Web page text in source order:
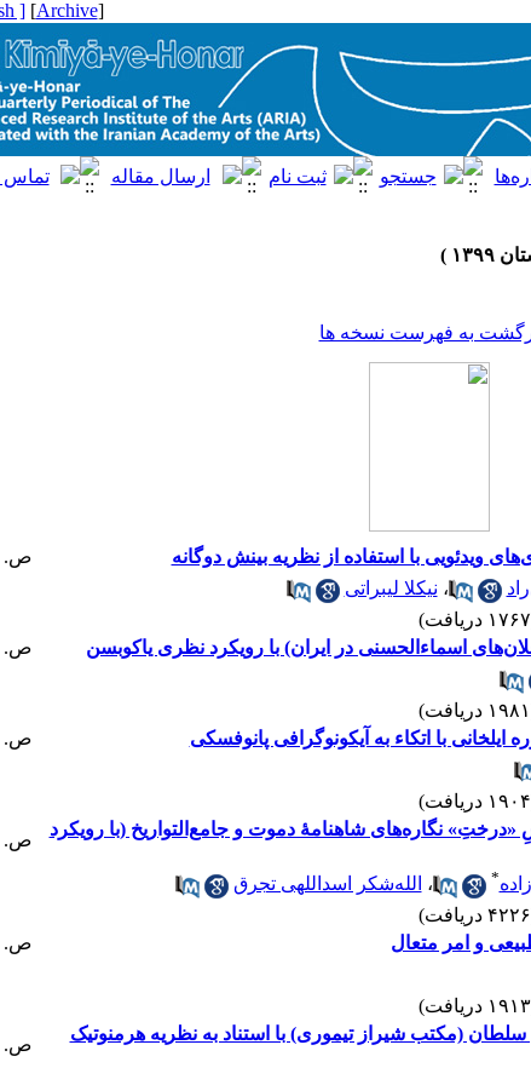
[
Archive
]
]
به فهرست نسخه ها
ویدئویی با استفاده از نظریه بینش دوگانه
ص. ۲۰-۷
، نیکلا لیبراتی
اسماءالحسنی در ایران) با رویکرد نظری یاکوبسن
ص. ۳۸-۲۱
با اتکاء به آیکونوگرافی پانوفسکی
ص. ۵۶-۳۹
نگاره‌های شاهنامهٔ دموت و جامع‌التواریخ (با رویکرد
ص. ۶۸-۵۷
* ، الله‌شکر اسداللهی تجرق
و امر متعال
ص. ۸۵-۶۹
سلطان (مکتب شیراز تیموری) با استناد به نظریه هرمنوتیک
ص. ۱۰۳-